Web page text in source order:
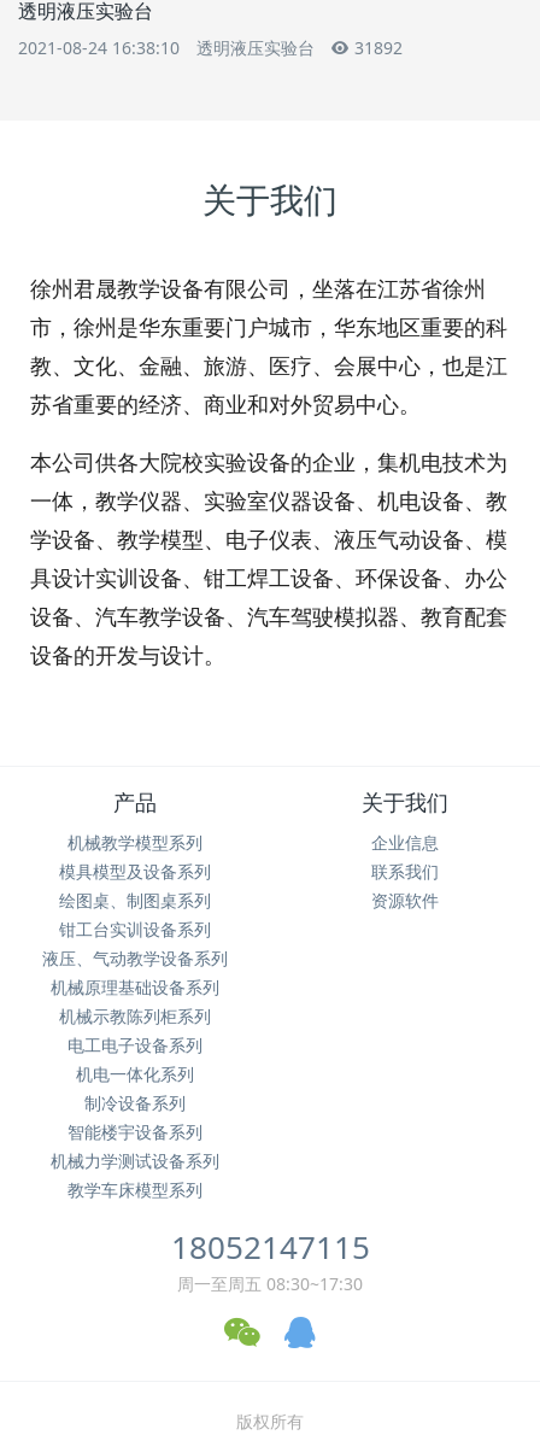
透明液压实验台
2021-08-24 16:38:10 透明液压实验台 31892
关于我们
徐州君晟教学设备有限公司，坐落在江苏省徐州
市，徐州是华东重要门户城市，华东地区重要的科
教、文化、金融、旅游、医疗、会展中心，也是江
苏省重要的经济、商业和对外贸易中心。
本公司供各大院校实验设备的企业，集机电技术为
一体，教学仪器、实验室仪器设备、机电设备、教
学设备、教学模型、电子仪表、液压气动设备、模
具设计实训设备、钳工焊工设备、环保设备、办公
设备、汽车教学设备、汽车驾驶模拟器、教育配套
设备的开发与设计。
产品
机械教学模型系列
模具模型及设备系列
绘图桌、制图桌系列
钳工台实训设备系列
液压、气动教学设备系列
机械原理基础设备系列
机械示教陈列柜系列
电工电子设备系列
机电一体化系列
制冷设备系列
智能楼宇设备系列
机械力学测试设备系列
教学车床模型系列
关于我们
企业信息
联系我们
资源软件
18052147115
周一至周五 08:30~17:30
版权所有